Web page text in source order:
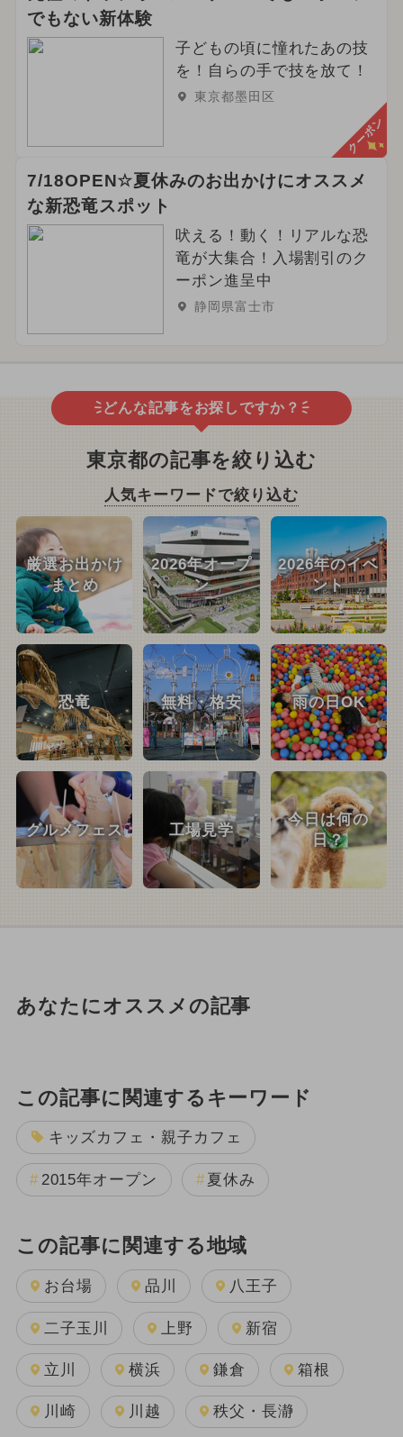
でもない新体験
子どもの頃に憧れたあの技
を！自らの手で技を放て！
東京都墨田区
クーポン
7/18OPEN☆夏休みのお出かけにオススメ
な新恐竜スポット
吠える！動く！リアルな恐
竜が大集合！入場割引のク
ーポン進呈中
静岡県富士市
どんな記事をお探しですか？
東京都の記事を絞り込む
人気キーワードで絞り込む
厳選お出かけ
まとめ
2026年オープ
ン
2026年のイベ
ント
恐竜 無料・格安 雨の日OK
グルメフェス 工場見学
今日は何の
日？
あなたにオススメの記事
この記事に関連するキーワード
キッズカフェ・親子カフェ
2015年オープン 夏休み
この記事に関連する地域
お台場 品川 八王子
二子玉川 上野 新宿
立川 横浜 鎌倉 箱根
川崎 川越 秩父・長瀞